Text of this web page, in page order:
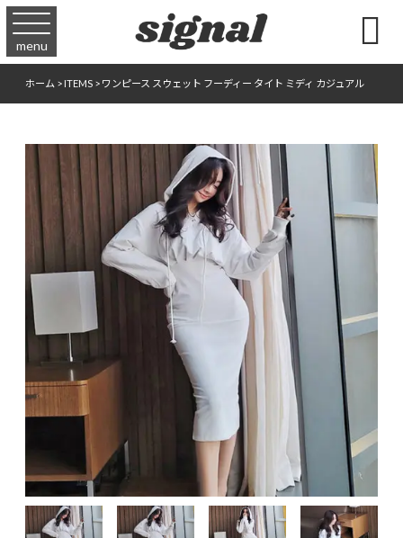
menu 
ホーム>ITEMS>ワンピース スウェット フーディー タイト ミディ カジュアル